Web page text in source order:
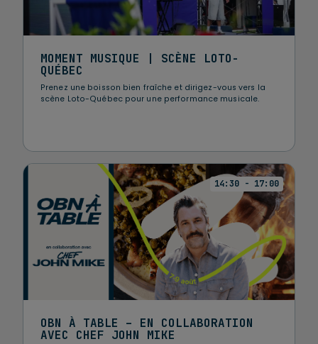
MOMENT MUSIQUE | SCÈNE LOTO-
QUÉBEC
Prenez une boisson bien fraîche et dirigez-vous vers la
scène Loto-Québec pour une performance musicale.
14:30 - 17:00
OBN À TABLE – EN COLLABORATION
AVEC CHEF JOHN MIKE